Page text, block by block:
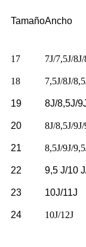
TamañoAncho
17 7J/7,5J/
18 7,5J/8J/
19 8J/8,5J/
20 8J/8,5J/
21 8,5J/9J/
22 9,5 J/10
23 10J/11J
24 10J/12J